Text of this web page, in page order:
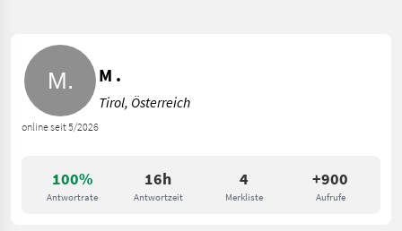
100%
Antwortrate
16h
Antwortzeit
4
Merkliste
+900
Aufrufe
online seit 5/2026
M .
Tirol, Österreich